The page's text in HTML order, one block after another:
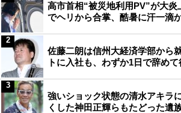
高市首相“被災地利用PV”が大
でヘリから合掌、酷暑に汗一滴
佐藤二朗は信州大経済学部から
トに入社も、わずか1日で辞め
2
強いショック状態の清水アキラ
くした神田正輝らもたどった遺
3